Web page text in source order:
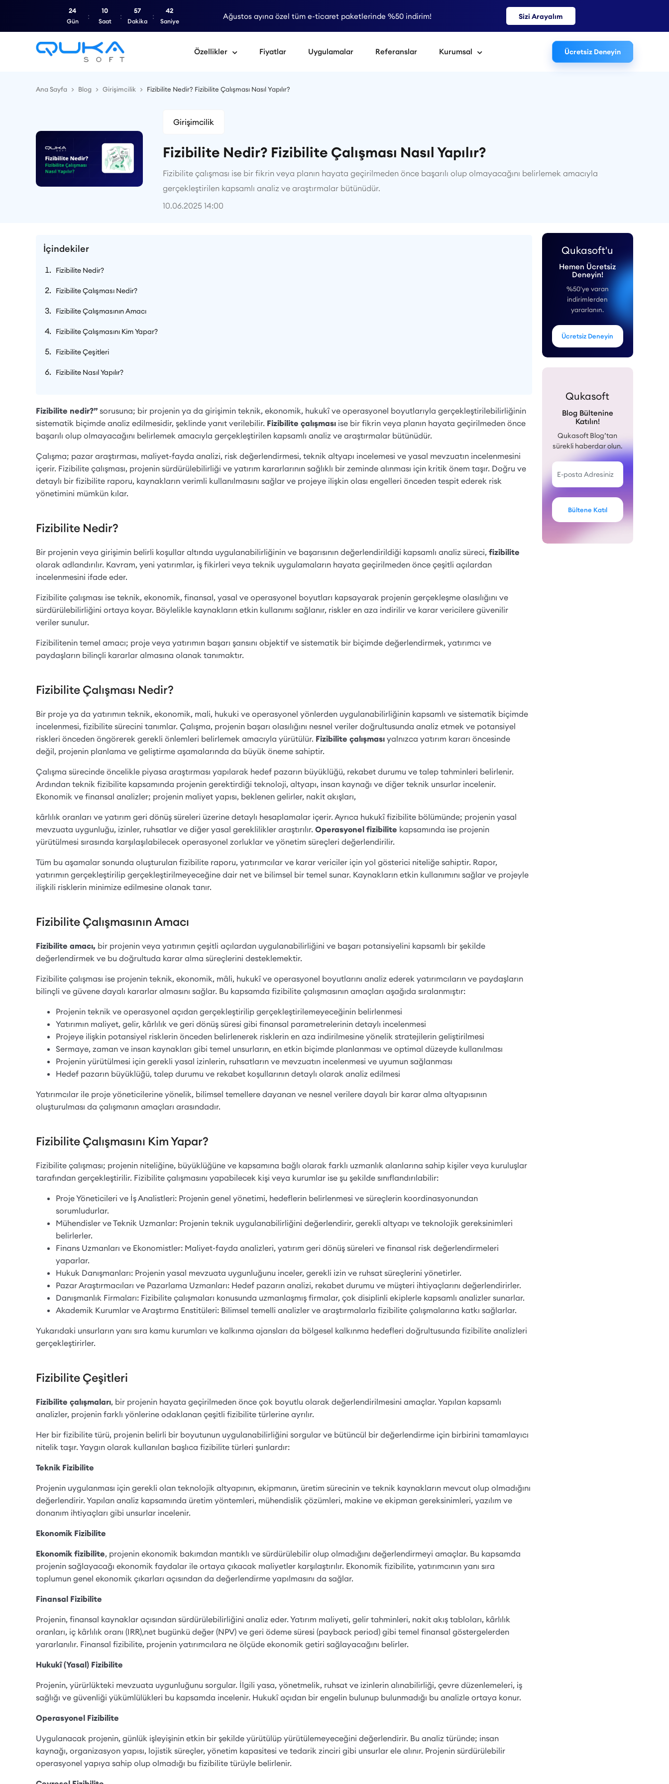
Ağustos ayına özel tüm e-ticaret paketlerinde %50 indirim! Sizi Arayalım
24
Gün
10
Saat
57
Dakika
41
Saniye
Özellikler Fiyatlar Uygulamalar Referanslar Kurumsal Ücretsiz Deneyin
Ana Sayfa Blog Girişimcilik Fizibilite Nedir? Fizibilite Çalışması Nasıl Yapılır?
Girişimcilik
Fizibilite Nedir? Fizibilite Çalışması Nasıl Yapılır?
Fizibilite çalışması ise bir fikrin veya planın hayata geçirilmeden önce başarılı olup olmayacağını belirlemek amacıyla
gerçekleştirilen kapsamlı analiz ve araştırmalar bütünüdür.
10.06.2025 14:00
İçindekiler
Fizibilite Nedir?
Fizibilite Çalışması Nedir?
Fizibilite Çalışmasının Amacı
Fizibilite Çalışmasını Kim Yapar?
Fizibilite Çeşitleri
Fizibilite Nasıl Yapılır?
Fizibilite nedir?” sorusuna; bir projenin ya da girişimin teknik, ekonomik, hukukî ve operasyonel boyutlarıyla gerçekleştirilebilirliğinin
sistematik biçimde analiz edilmesidir, şeklinde yanıt verilebilir. Fizibilite çalışması ise bir fikrin veya planın hayata geçirilmeden önce
başarılı olup olmayacağını belirlemek amacıyla gerçekleştirilen kapsamlı analiz ve araştırmalar bütünüdür.
Çalışma; pazar araştırması, maliyet-fayda analizi, risk değerlendirmesi, teknik altyapı incelemesi ve yasal mevzuatın incelenmesini
içerir. Fizibilite çalışması, projenin sürdürülebilirliği ve yatırım kararlarının sağlıklı bir zeminde alınması için kritik önem taşır. Doğru ve
detaylı bir fizibilite raporu, kaynakların verimli kullanılmasını sağlar ve projeye ilişkin olası engelleri önceden tespit ederek risk
yönetimini mümkün kılar.
Fizibilite Nedir?
Bir projenin veya girişimin belirli koşullar altında uygulanabilirliğinin ve başarısının değerlendirildiği kapsamlı analiz süreci, fizibilite
olarak adlandırılır. Kavram, yeni yatırımlar, iş fikirleri veya teknik uygulamaların hayata geçirilmeden önce çeşitli açılardan
incelenmesini ifade eder.
Fizibilite çalışması ise teknik, ekonomik, finansal, yasal ve operasyonel boyutları kapsayarak projenin gerçekleşme olasılığını ve
sürdürülebilirliğini ortaya koyar. Böylelikle kaynakların etkin kullanımı sağlanır, riskler en aza indirilir ve karar vericilere güvenilir
veriler sunulur.
Fizibilitenin temel amacı; proje veya yatırımın başarı şansını objektif ve sistematik bir biçimde değerlendirmek, yatırımcı ve
paydaşların bilinçli kararlar almasına olanak tanımaktır.
Fizibilite Çalışması Nedir?
Bir proje ya da yatırımın teknik, ekonomik, mali, hukuki ve operasyonel yönlerden uygulanabilirliğinin kapsamlı ve sistematik biçimde
incelenmesi, fizibilite sürecini tanımlar. Çalışma, projenin başarı olasılığını nesnel veriler doğrultusunda analiz etmek ve potansiyel
riskleri önceden öngörerek gerekli önlemleri belirlemek amacıyla yürütülür. Fizibilite çalışması yalnızca yatırım kararı öncesinde
değil, projenin planlama ve geliştirme aşamalarında da büyük öneme sahiptir.
Çalışma sürecinde öncelikle piyasa araştırması yapılarak hedef pazarın büyüklüğü, rekabet durumu ve talep tahminleri belirlenir.
Ardından teknik fizibilite kapsamında projenin gerektirdiği teknoloji, altyapı, insan kaynağı ve diğer teknik unsurlar incelenir.
Ekonomik ve finansal analizler; projenin maliyet yapısı, beklenen gelirler, nakit akışları,
kârlılık oranları ve yatırım geri dönüş süreleri üzerine detaylı hesaplamalar içerir. Ayrıca hukukî fizibilite bölümünde; projenin yasal
mevzuata uygunluğu, izinler, ruhsatlar ve diğer yasal gereklilikler araştırılır. Operasyonel fizibilite kapsamında ise projenin
yürütülmesi sırasında karşılaşılabilecek operasyonel zorluklar ve yönetim süreçleri değerlendirilir.
Tüm bu aşamalar sonunda oluşturulan fizibilite raporu, yatırımcılar ve karar vericiler için yol gösterici niteliğe sahiptir. Rapor,
yatırımın gerçekleştirilip gerçekleştirilmeyeceğine dair net ve bilimsel bir temel sunar. Kaynakların etkin kullanımını sağlar ve projeyle
ilişkili risklerin minimize edilmesine olanak tanır.
Fizibilite Çalışmasının Amacı
Fizibilite amacı, bir projenin veya yatırımın çeşitli açılardan uygulanabilirliğini ve başarı potansiyelini kapsamlı bir şekilde
değerlendirmek ve bu doğrultuda karar alma süreçlerini desteklemektir.
Fizibilite çalışması ise projenin teknik, ekonomik, mâli, hukukî ve operasyonel boyutlarını analiz ederek yatırımcıların ve paydaşların
bilinçli ve güvene dayalı kararlar almasını sağlar. Bu kapsamda fizibilite çalışmasının amaçları aşağıda sıralanmıştır:
Projenin teknik ve operasyonel açıdan gerçekleştirilip gerçekleştirilemeyeceğinin belirlenmesi
Yatırımın maliyet, gelir, kârlılık ve geri dönüş süresi gibi finansal parametrelerinin detaylı incelenmesi
Projeye ilişkin potansiyel risklerin önceden belirlenerek risklerin en aza indirilmesine yönelik stratejilerin geliştirilmesi
Sermaye, zaman ve insan kaynakları gibi temel unsurların, en etkin biçimde planlanması ve optimal düzeyde kullanılması
Projenin yürütülmesi için gerekli yasal izinlerin, ruhsatların ve mevzuatın incelenmesi ve uyumun sağlanması
Hedef pazarın büyüklüğü, talep durumu ve rekabet koşullarının detaylı olarak analiz edilmesi
Yatırımcılar ile proje yöneticilerine yönelik, bilimsel temellere dayanan ve nesnel verilere dayalı bir karar alma altyapısının
oluşturulması da çalışmanın amaçları arasındadır.
Fizibilite Çalışmasını Kim Yapar?
Fizibilite çalışması; projenin niteliğine, büyüklüğüne ve kapsamına bağlı olarak farklı uzmanlık alanlarına sahip kişiler veya kuruluşlar
tarafından gerçekleştirilir. Fizibilite çalışmasını yapabilecek kişi veya kurumlar ise şu şekilde sınıflandırılabilir:
Proje Yöneticileri ve İş Analistleri: Projenin genel yönetimi, hedeflerin belirlenmesi ve süreçlerin koordinasyonundan
sorumludurlar.
Mühendisler ve Teknik Uzmanlar: Projenin teknik uygulanabilirliğini değerlendirir, gerekli altyapı ve teknolojik gereksinimleri
belirlerler.
Finans Uzmanları ve Ekonomistler: Maliyet-fayda analizleri, yatırım geri dönüş süreleri ve finansal risk değerlendirmeleri
yaparlar.
Hukuk Danışmanları: Projenin yasal mevzuata uygunluğunu inceler, gerekli izin ve ruhsat süreçlerini yönetirler.
Pazar Araştırmacıları ve Pazarlama Uzmanları: Hedef pazarın analizi, rekabet durumu ve müşteri ihtiyaçlarını değerlendirirler.
Danışmanlık Firmaları: Fizibilite çalışmaları konusunda uzmanlaşmış firmalar, çok disiplinli ekiplerle kapsamlı analizler sunarlar.
Akademik Kurumlar ve Araştırma Enstitüleri: Bilimsel temelli analizler ve araştırmalarla fizibilite çalışmalarına katkı sağlarlar.
Yukarıdaki unsurların yanı sıra kamu kurumları ve kalkınma ajansları da bölgesel kalkınma hedefleri doğrultusunda fizibilite analizleri
gerçekleştirirler.
Fizibilite Çeşitleri
Fizibilite çalışmaları, bir projenin hayata geçirilmeden önce çok boyutlu olarak değerlendirilmesini amaçlar. Yapılan kapsamlı
analizler, projenin farklı yönlerine odaklanan çeşitli fizibilite türlerine ayrılır.
Her bir fizibilite türü, projenin belirli bir boyutunun uygulanabilirliğini sorgular ve bütüncül bir değerlendirme için birbirini tamamlayıcı
nitelik taşır. Yaygın olarak kullanılan başlıca fizibilite türleri şunlardır:
Teknik Fizibilite
Projenin uygulanması için gerekli olan teknolojik altyapının, ekipmanın, üretim sürecinin ve teknik kaynakların mevcut olup olmadığını
değerlendirir. Yapılan analiz kapsamında üretim yöntemleri, mühendislik çözümleri, makine ve ekipman gereksinimleri, yazılım ve
donanım ihtiyaçları gibi unsurlar incelenir.
Ekonomik Fizibilite
Ekonomik fizibilite, projenin ekonomik bakımdan mantıklı ve sürdürülebilir olup olmadığını değerlendirmeyi amaçlar. Bu kapsamda
projenin sağlayacağı ekonomik faydalar ile ortaya çıkacak maliyetler karşılaştırılır. Ekonomik fizibilite, yatırımcının yanı sıra
toplumun genel ekonomik çıkarları açısından da değerlendirme yapılmasını da sağlar.
Finansal Fizibilite
Projenin, finansal kaynaklar açısından sürdürülebilirliğini analiz eder. Yatırım maliyeti, gelir tahminleri, nakit akış tabloları, kârlılık
oranları, iç kârlılık oranı (IRR),net bugünkü değer (NPV) ve geri ödeme süresi (payback period) gibi temel finansal göstergelerden
yararlanılır. Finansal fizibilite, projenin yatırımcılara ne ölçüde ekonomik getiri sağlayacağını belirler.
Hukukî (Yasal) Fizibilite
Projenin, yürürlükteki mevzuata uygunluğunu sorgular. İlgili yasa, yönetmelik, ruhsat ve izinlerin alınabilirliği, çevre düzenlemeleri, iş
sağlığı ve güvenliği yükümlülükleri bu kapsamda incelenir. Hukukî açıdan bir engelin bulunup bulunmadığı bu analizle ortaya konur.
Operasyonel Fizibilite
Uygulanacak projenin, günlük işleyişinin etkin bir şekilde yürütülüp yürütülemeyeceğini değerlendirir. Bu analiz türünde; insan
kaynağı, organizasyon yapısı, lojistik süreçler, yönetim kapasitesi ve tedarik zinciri gibi unsurlar ele alınır. Projenin sürdürülebilir
operasyonel yapıya sahip olup olmadığı bu fizibilite türüyle belirlenir.
Qukasoft'u
Hemen Ücretsiz
Deneyin!
%50'ye varan
indirimlerden
yararlanın.
Ücretsiz Deneyin
Qukasoft
Blog Bültenine
Katılın!
Qukasoft Blog’tan
sürekli haberdar olun.
Bültene Katıl